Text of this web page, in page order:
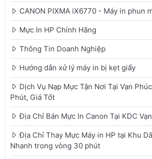
CANON PIXMA iX6770 - Máy in phun
Mực In HP Chính Hãng
Thông Tin Doanh Nghiệp
Hướng dẫn xử lý máy in bị kẹt giấy
Dịch Vụ Nạp Mực Tận Nơi Tại Vạn
Phút, Giá Tốt
Địa Chỉ Bán Mực In Canon Tại KDC
Địa Chỉ Thay Mực Máy in HP tại Khu
Nhanh trong vòng 30 phút